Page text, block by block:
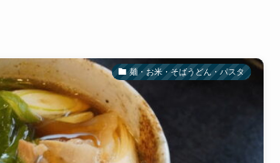
麺・お米・そばうどん・パスタ